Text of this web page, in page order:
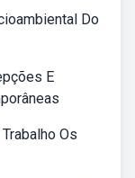
Do
E
Os